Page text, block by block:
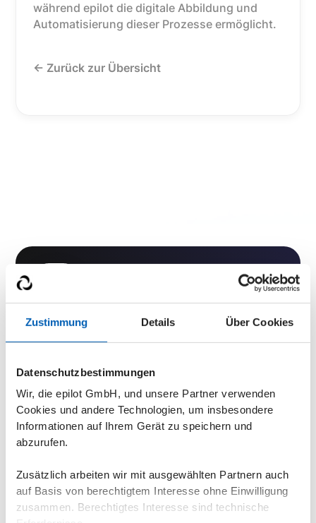
Zustimmung Details Über Cookies
Datenschutzbestimmungen
Wir, die epilot GmbH, und unsere Partner verwenden
Cookies und andere Technologien, um insbesondere
Informationen auf Ihrem Gerät zu speichern und
abzurufen.
Zusätzlich arbeiten wir mit ausgewählten Partnern auch
auf Basis von berechtigtem Interesse ohne Einwilligung
zusammen. Berechtigtes Interesse sind technische
während epilot die digitale Abbildung und
Automatisierung dieser Prozesse ermöglicht.
<- Zurück zur Übersicht
Live Demo erhalten
Finde in einer Demo heraus, wie das
niemand ineffiziente Prozesse mag. Weder
Mitarbeiter noch Partner noch Kunden.
Flexibel & iterativ ausbaubar
Keine Programmierkenntnisse erforderlich